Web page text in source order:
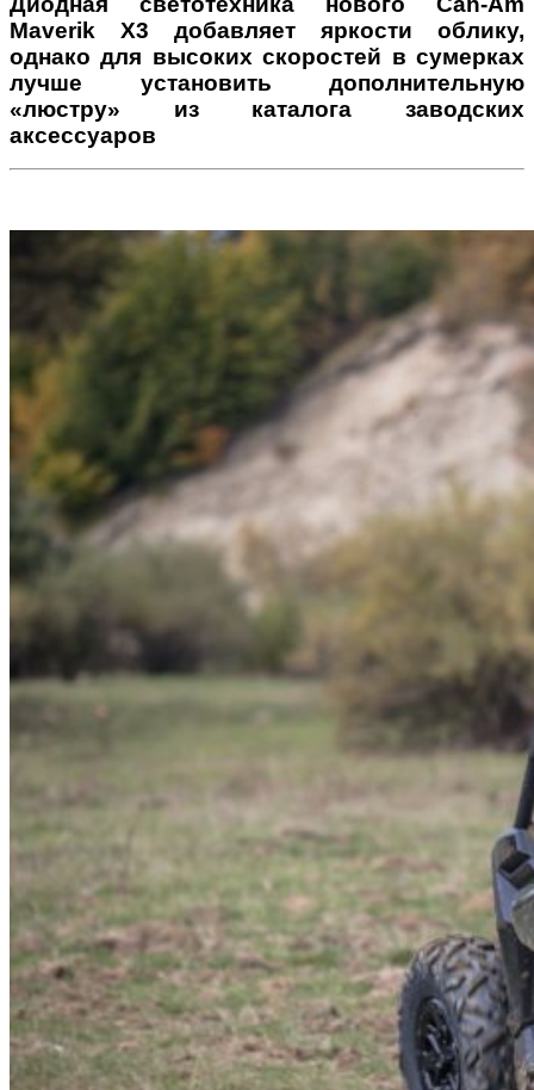
Maverik X3 добавляет яркости облику,
однако для высоких скоростей в сумерках
лучше установить дополнительную
«люстру» из каталога заводских
аксессуаров